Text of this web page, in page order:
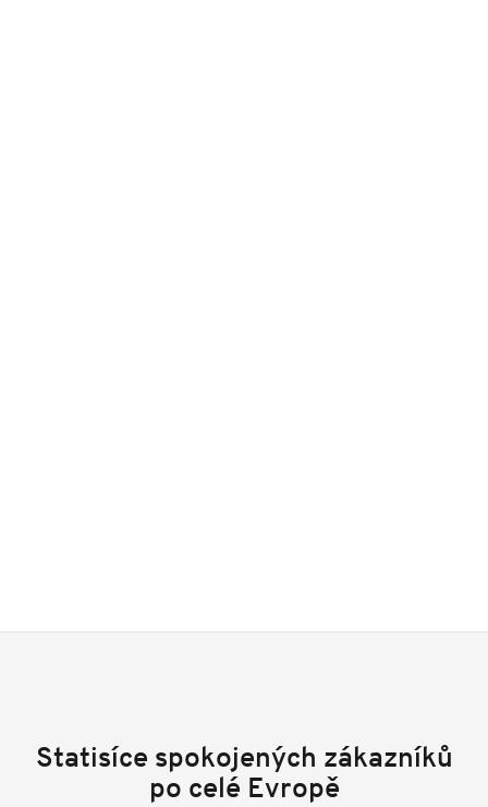
Statisíce spokojených zákazníků
po celé Evropě